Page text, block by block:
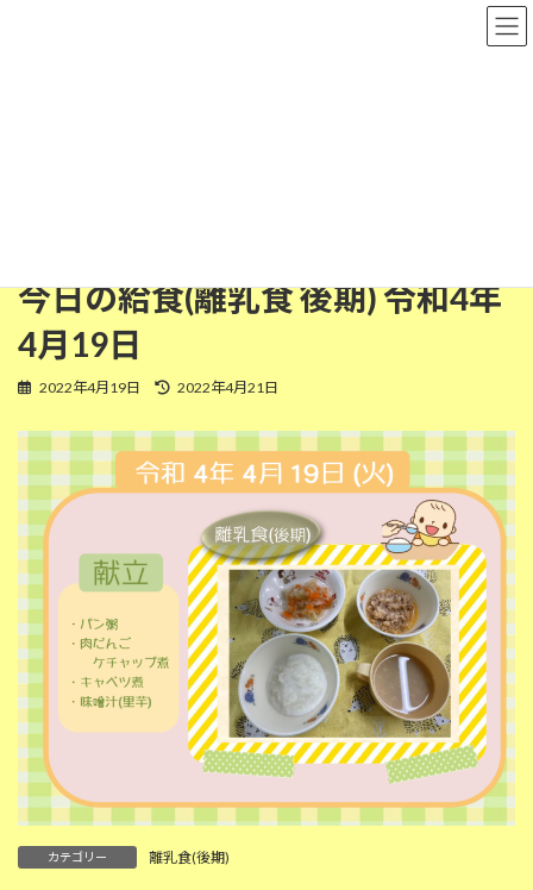
今日の給食(離乳食 後期) 令和4年
4月19日
2022年4月19日
最
更
新
時
2022年4月21日
カテゴリー 離乳食(後期)